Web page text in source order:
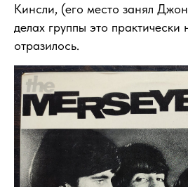
Кинсли, (его место занял
делах группы это практически
отразилось.